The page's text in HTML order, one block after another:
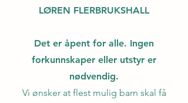
LØREN FLERBRUKSHALL
Det er åpent for alle. Ingen
forkunnskaper eller utstyr er
nødvendig.
Vi ønsker at flest mulig barn skal få